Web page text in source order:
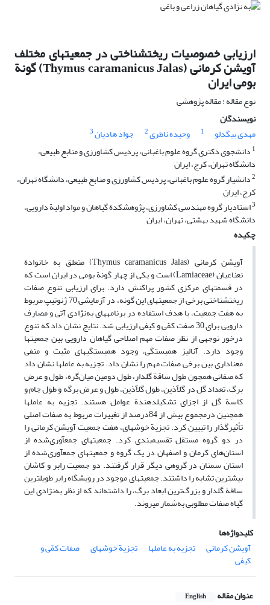
ارزیابی خصوصیات ریخت‏شناختی در جمعیت‏های مختلف
آویشن کرمانی (Thymus caramanicus Jalas) گونة
بومی ایران
نوع مقاله : مقاله پژوهشی
نویسندگان
مهدی بیگدلو
1 وحیده ناظری‌2 جواد هادیان3
1 دانشجوی دکتری گروه علوم باغبانی، پردیس کشاورزی و منابع طبیعی،
دانشگاه تهران، کرج، ایران
2دانشیار‌ گروه علوم باغبانی، پردیس کشاورزی و منابع طبیعی، دانشگاه تهران،
کرج، ایران
3استادیار‌ گروه مهندسی کشاورزی، پژوهشکدة گیاهان و مواد اولیة دارویی،
دانشگاه شهید بهشتی، تهران، ایران
چکیده
آویشن کرمانی (Thymus caramanicus Jalas) متعلق به خانوادة
نعناعیان (Lamiaceae) است و یکی از چهار گونة بومی در ایران است که
در قسمت‏های مرکزی کشور پراکنش دارد. برای ارزیابی تنوع صفات
ریخت‏شناختی برخی از جمعیت‏های این گونه، در آزمایشی 70 ژنوتیپ مربوط
به هفت جمعیت، با هدف استفاده در برنامه‏های به‌نژادی آتی و مصارف
دارویی برای 30 صفت کمّی و کیفی ارزیابی شد. نتایج نشان داد که تنوع
درخور توجهی از نظر صفات مهم اصلاحی گیاهان دارویی بین جمعیت‏ها
وجود دارد. آنالیز همبستگی، وجود همبستگی‏های مثبت و منفی
معنا‏داری بین برخی صفات مهم را نشان داد. تجزیه به عامل‏ها نشان داد
که صفاتی همچون طول ساقة گلدار، طول دومین میان‌گره، طول و عرض
برگ، تعداد گل در گل‏آذین، طول گل‏آذین، طول و عرض برگه و طول جام و
کاسة گل از اجزای تشکیل‏دهندة عوامل هستند. تجزیه به عامل‏ها
همچنین در‌مجموع بیش از 84‌درصد از تغییرات مربوط به صفات اصلی
تأثیرگذار را تبیین کرد. تجزیة خوشه‏ای، هفت جمعیت آویشن کرمانی را
در دو گروه مستقل تقسیم‏بندی کرد. جمعیت‏های جمع‏آوری‌شده از
استان‌های کرمان و اصفهان در یک گروه و جمعیت‏های جمع‏آوری‌شده از
استان سمنان در گروهی دیگر قرار گرفتند. دو جمعیت رابر و کاشان
بیشترین تشابه را داشتند. جمعیت‏های موجود در رویشگاه رابر طویل‏ترین
ساقة گلدار و بزرگ‌ترین ابعاد برگ، را داشته‌اند که از نظر به‌نژادی این
گیاه صفات مطلوبی به‌شمار می‏روند.‌
کلیدواژه‌ها
آویشن کرمانی
تجزیه به عامل‏ها تجزیة خوشه‏ای صفات کمّی و
کیفی
عنوان مقاله English